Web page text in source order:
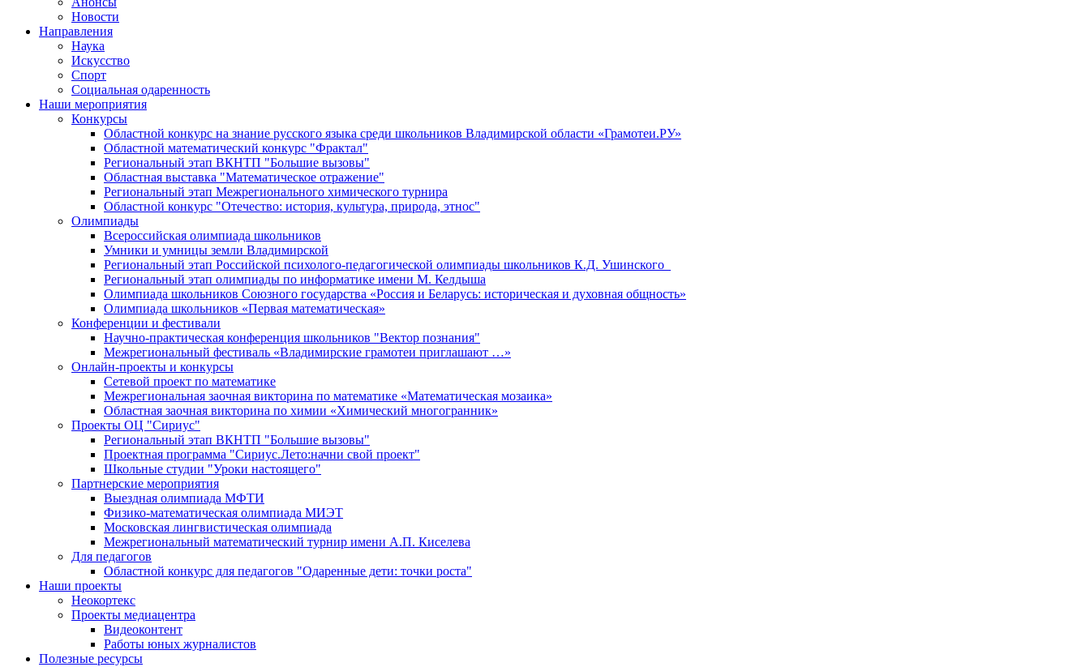
Новости
Направления
Наука
Искусство
Спорт
Социальная одаренность
Наши мероприятия
Конкурсы
Областной конкурс на знание русского языка среди школьников Владимирской области «Грамотеи.РУ»
Областной математический конкурс "Фрактал"
Региональный этап ВКНТП "Большие вызовы"
Областная выставка "Математическое отражение"
Региональный этап Межрегионального химического турнира
Областной конкурс "Отечество: история, культура, природа, этнос"
Олимпиады
Всероссийская олимпиада школьников
Умники и умницы земли Владимирской
Региональный этап Российской психолого-педагогической олимпиады школьников К.Д. Ушинского
Региональный этап олимпиады по информатике имени М. Келдыша
Олимпиада школьников Союзного государства «Россия и Беларусь: историческая и духовная общность»
Олимпиада школьников «Первая математическая»
Конференции и фестивали
Научно-практическая конференция школьников "Вектор познания"
Межрегиональный фестиваль «Владимирские грамотеи приглашают …»
Онлайн-проекты и конкурсы
Сетевой проект по математике
Межрегиональная заочная викторина по математике «Математическая мозаика»
Областная заочная викторина по химии «Химический многогранник»
Проекты ОЦ "Сириус"
Региональный этап ВКНТП "Большие вызовы"
Проектная программа "Сириус.Лето:начни свой проект"
Школьные студии "Уроки настоящего"
Партнерские мероприятия
Выездная олимпиада МФТИ
Физико-математическая олимпиада МИЭТ
Московская лингвистическая олимпиада
Межрегиональный математический турнир имени А.П. Киселева
Для педагогов
Областной конкурс для педагогов "Одаренные дети: точки роста"
Наши проекты
Неокортекс
Проекты медиацентра
Видеоконтент
Работы юных журналистов
Полезные ресурсы